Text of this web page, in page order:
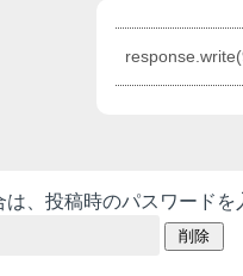
は、投稿時のパスワードを